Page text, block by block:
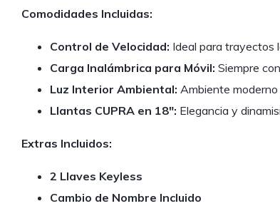
Comodidades Incluidas:
Control de Velocidad: Ideal para trayectos
Carga Inalámbrica para Móvil: Siempre
Luz Interior Ambiental: Ambiente
Llantas CUPRA en 18″: Elegancia y
Extras Incluidos:
2 Llaves Keyless
Cambio de Nombre Incluido